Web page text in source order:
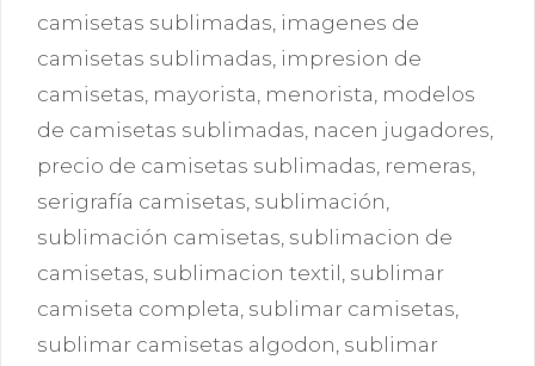
camisetas sublimadas imagenes de
camisetas sublimadas impresion de
camisetas mayorista menorista modelos
de camisetas sublimadas nacen jugadores
precio de camisetas sublimadas remeras
serigrafía camisetas sublimación
sublimación camisetas sublimacion de
camisetas sublimacion textil sublimar
camiseta completa sublimar camisetas
sublimar camisetas algodon sublimar